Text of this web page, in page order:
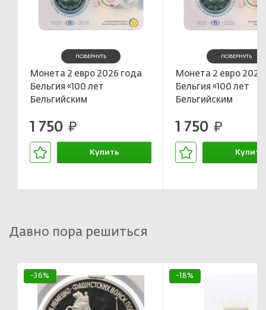
ПОВЕРНУТЬ
Монета 2 евро 2026 года
Бельгия «100 лет
Бельгийским
железным дорогам»
блистера на немецком и
фразцузском)
1 750 руб.
Купить
ПОВЕРНУТЬ
Монета 2 евро 2026
Бельгия «100 лет
Бельгийским
железным дорогам»
блистера на
и английском)
1 750 руб.
Купить
Давно пора решиться
-36% -18%